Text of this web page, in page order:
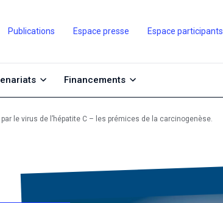
Publications Espace presse Espace participants
Financements
le virus de l’hépatite C – les prémices de la carcinogenèse.